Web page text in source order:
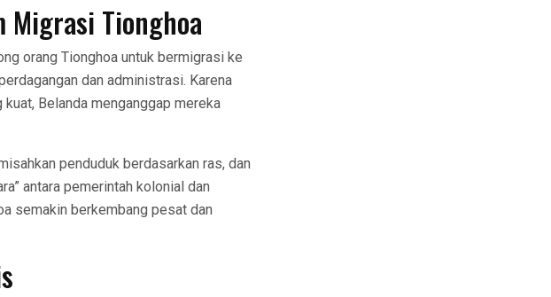
Migrasi Tionghoa
orang Tionghoa untuk bermigrasi ke
dan administrasi. Karena
Belanda menganggap mereka
penduduk berdasarkan ras, dan
antara pemerintah kolonial dan
semakin berkembang pesat dan